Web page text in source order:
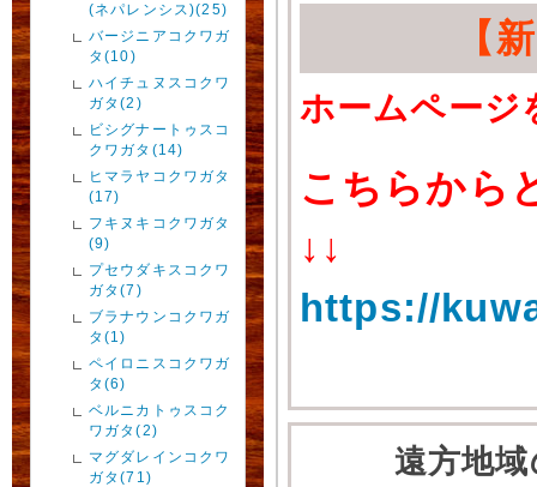
(ネパレンシス)(25)
バージニアコクワガ
タ(10)
ハイチュヌスコクワ
ガタ(2)
ビシグナートゥスコ
クワガタ(14)
ヒマラヤコクワガタ
(17)
フキヌキコクワガタ
(9)
プセウダキスコクワ
ガタ(7)
ブラナウンコクワガ
タ(1)
ペイロニスコクワガ
タ(6)
ベルニカトゥスコク
ワガタ(2)
マグダレインコクワ
ガタ(71)
【
ホームページ
こちらから
↓↓
https://
遠方地